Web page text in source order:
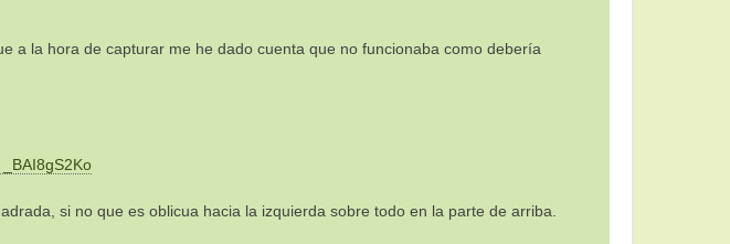
a la hora de capturar me he dado cuenta que no funcionaba como debería
si no que es oblicua hacia la izquierda sobre todo en la parte de arriba.